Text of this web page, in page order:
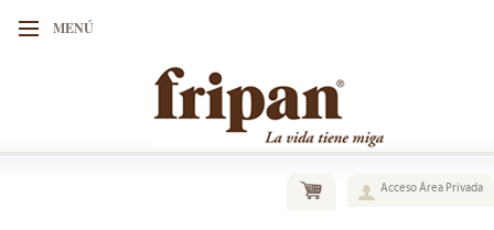
MENÚ
Acceso Área Privada